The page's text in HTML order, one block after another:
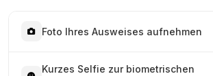
Foto Ihres Ausweises aufnehmen
Kurzes Selfie zur biometrischen